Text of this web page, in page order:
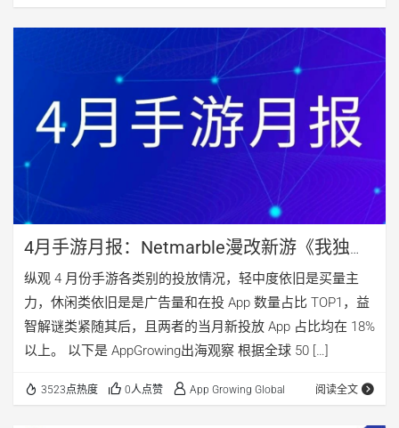
4月手游月报：Netmarble漫改新游《我独自
升级: Arise》首日收入达7400万，9家中国厂
商打入投放TOP30
纵观 4 月份手游各类别的投放情况，轻中度依旧是买量主
力，休闲类依旧是是广告量和在投 App 数量占比 TOP1，益
智解谜类紧随其后，且两者的当月新投放 App 占比均在 18%
以上。 以下是 AppGrowing出海观察 根据全球 50 […]
3523点热度 0人点赞 App Growing Global 阅读全文